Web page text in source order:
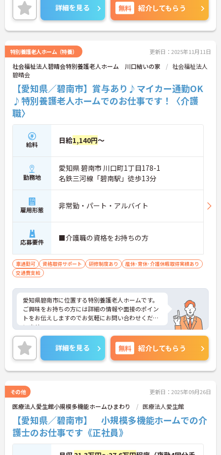
歩9分で通勤しやすい立地です。
さらに昇給・賞与があり、やりがいのあるお仕事で
す。
ご興味のある方は、面接ポイントをお伝えしますの
詳細を見る 無料 紹介してもらう
特別養護老人ホーム（特養） 更新日：2025年11月11日
社会福祉法人碧晴会特別養護老人ホーム 川口結いの家
社会福祉法人
碧晴会
【愛知県／碧南市】賞与あり♪マイカー通勤OK
♪特別養護老人ホームでのお仕事です！〈介護
職〉
給料 日給1,140円～
勤務地
愛知県 碧南市 川口町1丁目178-1
名鉄三河線「碧南駅」徒歩13分
雇用形態 非常勤・パート・アルバイト
応募要件 ■介護職の資格をお持ちの方
車通勤可 資格取得サポート 研修制度あり
産休･育休･介護休暇取得実績あり
交通費支給
愛知県碧南市に位置する特別養護老人ホームです。
ご興味をお持ちの方には詳細の情報や面接のポイン
トをお伝えしますのでお気軽にお問い合わせくださ
いませ。
詳細を見る 無料 紹介してもらう
その他 更新日：2025年09月26日
医療法人愛生館小規模多機能ホームひまわり 医療法人愛生館
【愛知県／碧南市】 小規模多機能ホームでの介
護士のお仕事です《正社員》